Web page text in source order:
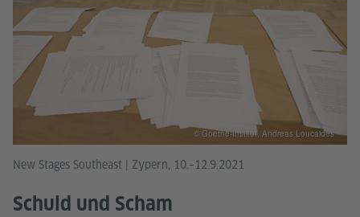
New Stages Southeast | Zypern, 10.–12.9.2021
Schuld und Scham
© Goethe-Institut, Andreas Loucaides